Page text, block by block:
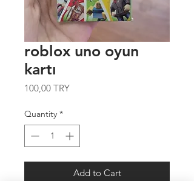
roblox uno oyun
kartı
100,00 TRYPrice
Quantity *
Add to Cart